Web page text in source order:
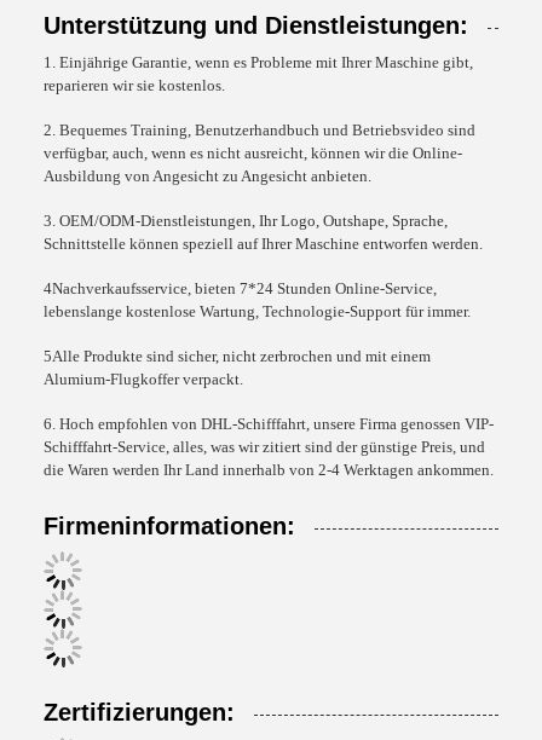
Unterstützung und Dienstleistungen:
1. Einjährige Garantie, wenn es Probleme mit Ihrer Maschine gibt,
reparieren wir sie kostenlos.
2. Bequemes Training, Benutzerhandbuch und Betriebsvideo sind
verfügbar, auch, wenn es nicht ausreicht, können wir die Online-
Ausbildung von Angesicht zu Angesicht anbieten.
3. OEM/ODM-Dienstleistungen, Ihr Logo, Outshape, Sprache,
Schnittstelle können speziell auf Ihrer Maschine entworfen werden.
4Nachverkaufsservice, bieten 7*24 Stunden Online-Service,
lebenslange kostenlose Wartung, Technologie-Support für immer.
5Alle Produkte sind sicher, nicht zerbrochen und mit einem
Alumium-Flugkoffer verpackt.
6. Hoch empfohlen von DHL-Schifffahrt, unsere Firma genossen VIP-
Schifffahrt-Service, alles, was wir zitiert sind der günstige Preis, und
die Waren werden Ihr Land innerhalb von 2-4 Werktagen ankommen.
Firmeninformationen:
Zertifizierungen: